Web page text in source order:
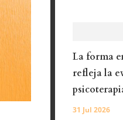
La forma
refleja la
31 Jul 2026